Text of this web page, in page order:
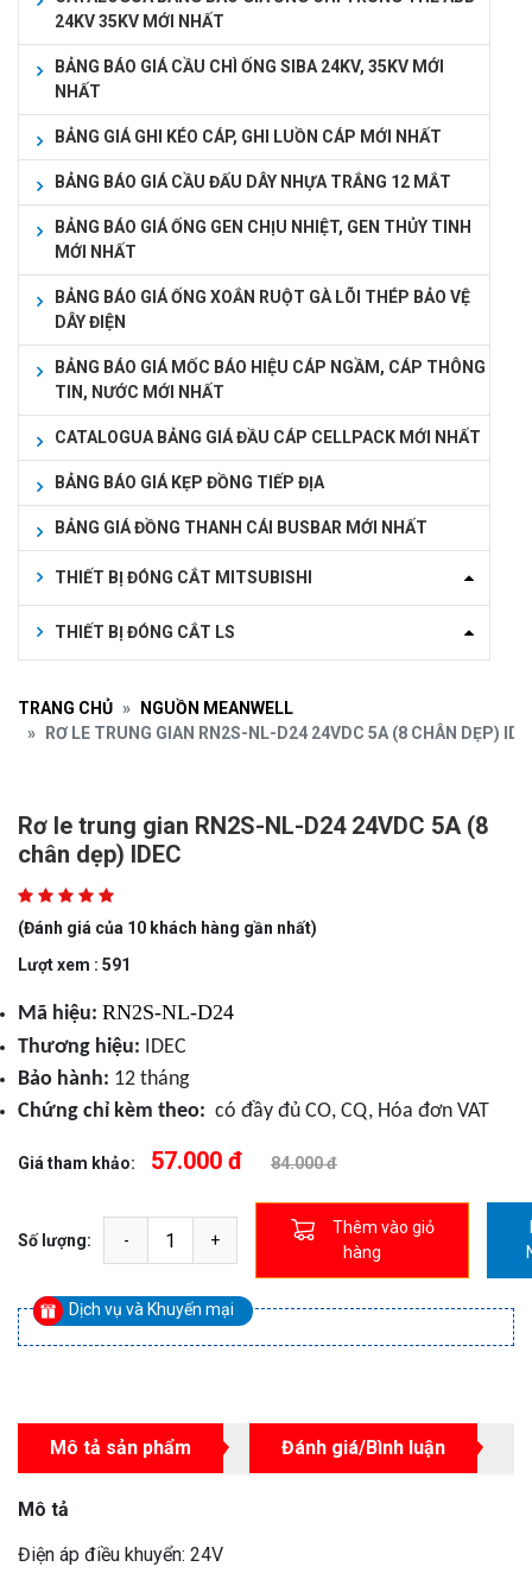
24KV 35KV MỚI NHẤT
BẢNG BÁO GIÁ CẦU CHÌ ỐNG SIBA 24KV, 35KV MỚI
NHẤT
BẢNG GIÁ GHI KÉO CÁP, GHI LUỒN CÁP MỚI NHẤT
BẢNG BÁO GIÁ CẦU ĐẤU DÂY NHỰA TRẮNG 12 MẮT
BẢNG BÁO GIÁ ỐNG GEN CHỊU NHIỆT, GEN THỦY TINH
MỚI NHẤT
BẢNG BÁO GIÁ ỐNG XOẮN RUỘT GÀ LÕI THÉP BẢO VỆ
DÂY ĐIỆN
BẢNG BÁO GIÁ MỐC BÁO HIỆU CÁP NGẦM, CÁP THÔNG
TIN, NƯỚC MỚI NHẤT
CATALOGUA BẢNG GIÁ ĐẦU CÁP CELLPACK MỚI NHẤT
BẢNG BÁO GIÁ KẸP ĐỒNG TIẾP ĐỊA
BẢNG GIÁ ĐỒNG THANH CÁI BUSBAR MỚI NHẤT
THIẾT BỊ ĐÓNG CẮT MITSUBISHI
THIẾT BỊ ĐÓNG CẮT LS
TRANG CHỦ
NGUỒN MEANWELL
RƠ LE TRUNG GIAN RN2S-NL-D24 24VDC 5A (8 CHÂN DẸP)
Rơ le trung gian RN2S-NL-D24 24VDC 5A (8
chân dẹp) IDEC
(Đánh giá của 10 khách hàng gần nhất)
Lượt xem : 591
Mã hiệu: RN2S-NL-D24
Thương hiệu: IDEC
Bảo hành: 12 tháng
Chứng chỉ kèm theo: có đầy đủ CO, CQ, Hóa đơn VAT
Giá tham khảo: 57.000 đ 84.000 đ
Số lượng:
Thêm vào giỏ
hàng
Dịch vụ và Khuyến mại
Mô tả sản phẩm Đánh giá/Bình luận
Mô tả
Điện áp điều khuyển: 24V